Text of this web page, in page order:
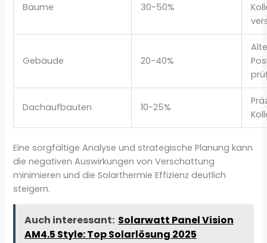
Bäume 30-50%
Gebäude 20-40%
Dachaufbauten 10-25%
Eine sorgfältige Analyse und strategische Planung kann
die negativen Auswirkungen von Verschattung
minimieren und die Solarthermie Effizienz deutlich
steigern.
Auch interessant: Solarwatt Panel Vision
AM4.5 Style: Top Solarlösung 2025